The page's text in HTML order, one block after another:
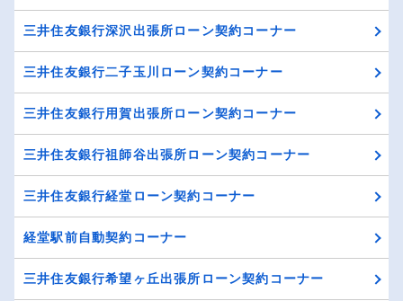
三井住友銀行深沢出張所ローン契約コーナー
三井住友銀行二子玉川ローン契約コーナー
三井住友銀行用賀出張所ローン契約コーナー
三井住友銀行祖師谷出張所ローン契約コーナー
三井住友銀行経堂ローン契約コーナー
経堂駅前自動契約コーナー
三井住友銀行希望ヶ丘出張所ローン契約コーナー